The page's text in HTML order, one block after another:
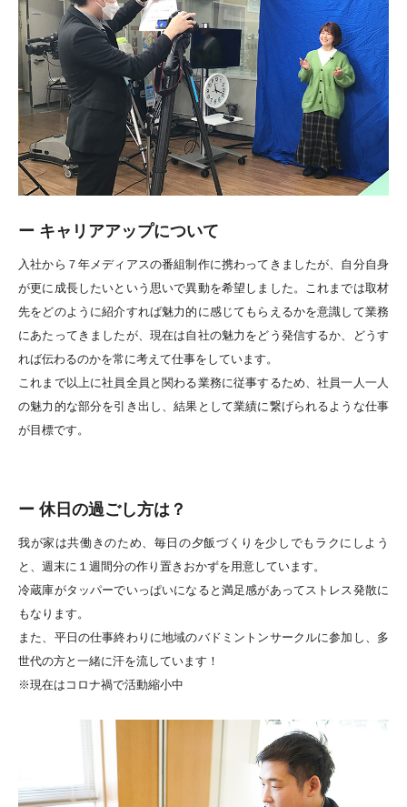
ー キャリアアップについて
入社から７年メディアスの番組制作に携わってきましたが、自分自身
が更に成長したいという思いで異動を希望しました。これまでは取材
先をどのように紹介すれば魅力的に感じてもらえるかを意識して業務
にあたってきましたが、現在は自社の魅力をどう発信するか、どうす
れば伝わるのかを常に考えて仕事をしています。
これまで以上に社員全員と関わる業務に従事するため、社員一人一人
の魅力的な部分を引き出し、結果として業績に繋げられるような仕事
が目標です。
ー 休日の過ごし方は？
我が家は共働きのため、毎日の夕飯づくりを少しでもラクにしよう
と、週末に１週間分の作り置きおかずを用意しています。
冷蔵庫がタッパーでいっぱいになると満足感があってストレス発散に
もなります。
また、平日の仕事終わりに地域のバドミントンサークルに参加し、多
世代の方と一緒に汗を流しています！
※現在はコロナ禍で活動縮小中